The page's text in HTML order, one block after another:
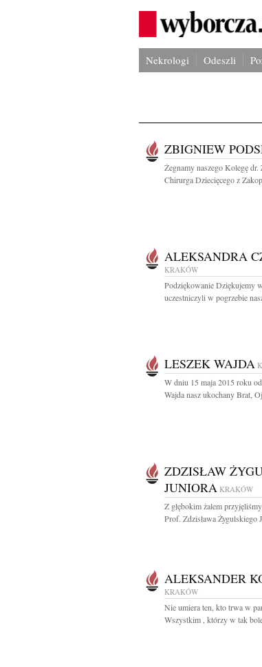
Nekrologi Odeszli
ZBIGNIEW
Żegnamy naszego Kolegę dr.
Chirurga Dziecięcego z
ALEKSANDRA
KRAKÓW
Podziękowanie Dziękujemy
uczestniczyli w pogrzebie
LESZEK WAJDA
W dniu 15 maja 2015 roku
Wajda nasz ukochany Brat,
ZDZISŁAW
JUNIORA KRAKÓW
Z głębokim żalem
Prof. Zdzisława Żygulskiego
ALEKSANDER
KRAKÓW
Nie umiera ten, kto trwa w
Wszystkim , którzy w tak